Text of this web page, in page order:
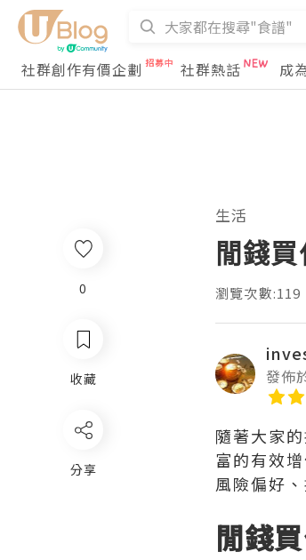
社群創作有價企劃
社群熱話 成
生活
閒錢
瀏覽次數:119
發佈
隨著大家
富的有效
風險偏好
閒錢
0
收藏
分享